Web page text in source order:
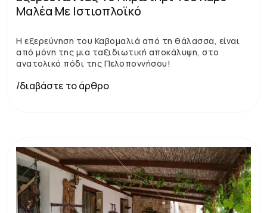
Μαλέα Με Ιστιοπλοϊκό
Η εξερεύνηση του Καβομαλιά από τη θάλασσα, είναι
από μόνη της μια ταξιδιωτική αποκάλυψη, στο
ανατολικό πόδι της Πελοποννήσου!
/διαβάστε το άρθρο